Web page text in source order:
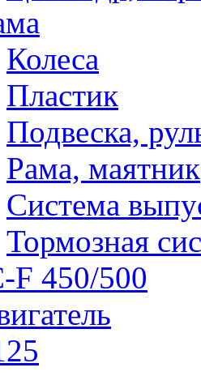
Колеса
Пластик
Подвеска,
Рама, маятник
Система
Тормозная
F 450/500